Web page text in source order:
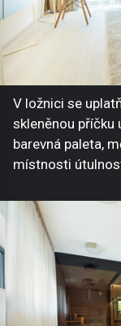
V ložnici se
skleněnou příčku
barevná paleta,
místnosti